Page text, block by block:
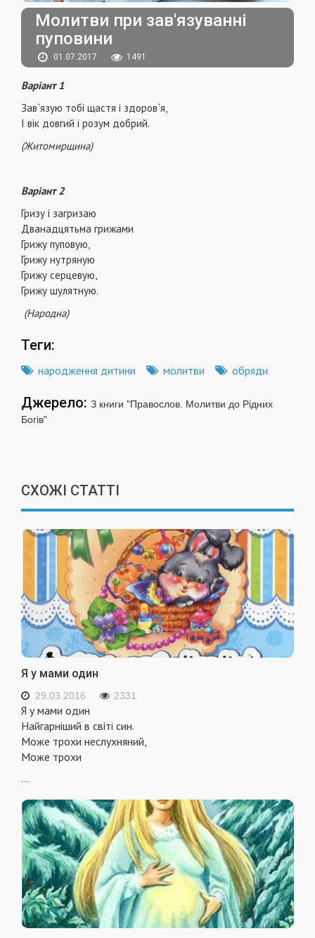
Молитви при зав'язуванні
пуповини
01.07.2017 1491
Варіант 1
Зав`язую тобі щастя і здоров`я,
І вік довгий і розум добрий.
(Житомирщина)
Варіант 2
Гризу і загризаю
Дванадцятьма грижами
Грижу пуповую,
Грижу нутряную
Грижу серцевую,
Грижу шулятную.
(Народна)
Теги:
народження дитини молитви обряди
Джерело: З книги "Правослов. Молитви до Рідних
Богів"
СХОЖІ СТАТТІ
Я у мами один
29.03.2016 2331
Я у мами один
Найгарніший в світі син.
Може трохи неслухняний,
Може трохи